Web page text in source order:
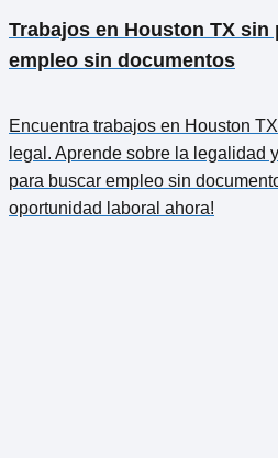
Trabajos en Houston TX sin
empleo sin documentos
Encuentra trabajos en Houston
legal. Aprende sobre la legalidad
para buscar empleo sin
oportunidad laboral ahora!